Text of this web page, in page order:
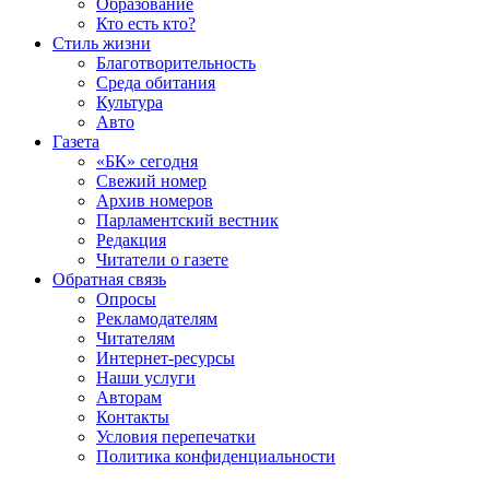
Образование
Кто есть кто?
Стиль жизни
Благотворительность
Среда обитания
Культура
Авто
Газета
«БК» сегодня
Свежий номер
Архив номеров
Парламентский вестник
Редакция
Читатели о газете
Обратная связь
Опросы
Рекламодателям
Читателям
Интернет-ресурсы
Наши услуги
Авторам
Контакты
Условия перепечатки
Политика конфиденциальности